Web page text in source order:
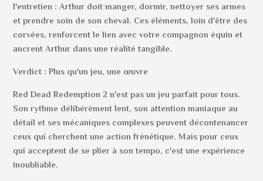
l'entretien : Arthur doit manger, dormir, nettoyer ses armes
et prendre soin de son cheval. Ces éléments, loin d'être des
corvées, renforcent le lien avec votre compagnon équin et
ancrent Arthur dans une réalité tangible.
Verdict : Plus qu'un jeu, une œuvre
Red Dead Redemption 2 n'est pas un jeu parfait pour tous.
Son rythme délibérément lent, son attention maniaque au
détail et ses mécaniques complexes peuvent décontenancer
ceux qui cherchent une action frénétique. Mais pour ceux
qui acceptent de se plier à son tempo, c'est une expérience
inoubliable.